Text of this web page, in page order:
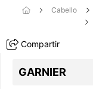
Cabello
Compartir
GARNIER